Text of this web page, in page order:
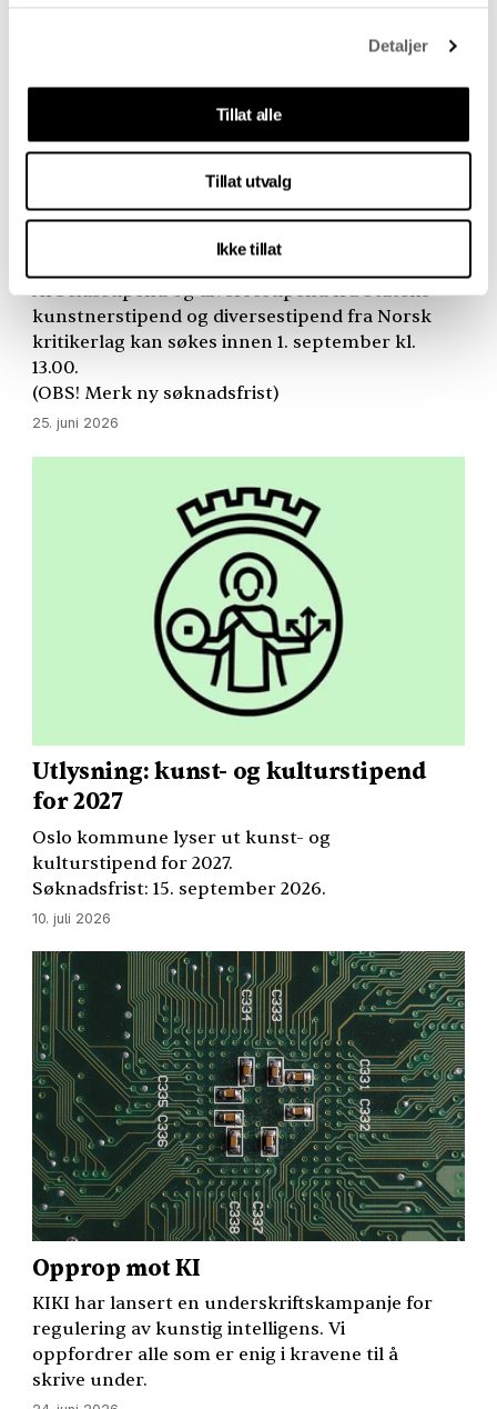
Detaljer
Tillat alle
Tillat utvalg
Ikke tillat
Høstens stipendutlysninger
Arbeidsstipend og diversestipend fra Statens
kunstnerstipend og diversestipend fra Norsk
kritikerlag kan søkes innen 1. september kl.
13.00.
(OBS! Merk ny søknadsfrist)
25. juni 2026
Utlysning: kunst- og kulturstipend
for 2027
Oslo kommune lyser ut kunst- og
kulturstipend for 2027.
Søknadsfrist: 15. september 2026.
10. juli 2026
Opprop mot KI
KIKI har lansert en underskriftskampanje for
regulering av kunstig intelligens. Vi
oppfordrer alle som er enig i kravene til å
skrive under.